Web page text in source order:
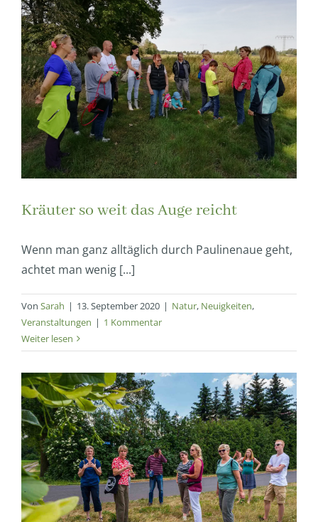
Kräuter so weit das Auge reicht
Wenn man ganz alltäglich durch Paulinenaue geht,
achtet man wenig [...]
Von Sarah | 13. September 2020 | Natur, Neuigkeiten,
Veranstaltungen | 1 Kommentar
Weiter lesen